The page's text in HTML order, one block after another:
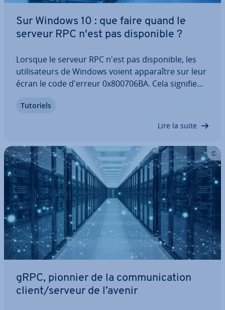
Sur Windows 10 : que faire quand le
serveur RPC n'est pas dis­po­nible ?
Lorsque le serveur RPC n'est pas dis­po­nible, les
uti­li­sa­teurs de Windows voient ap­pa­raître sur leur
écran le code d'erreur 0x800706BA. Cela signifie
serveur est perturbée. Il s'agit d’un problème re­la­
Tutoriels
Lire la suite
gRPC, pionnier de la com­mu­ni­ca­tion
client/serveur de l’avenir